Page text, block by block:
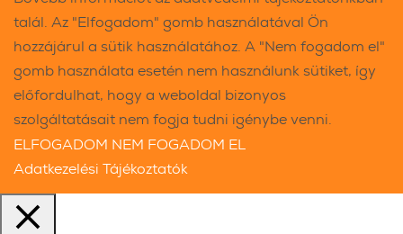
talál. Az "Elfogadom" gomb használatával Ön
hozzájárul a sütik használatához. A "Nem fogadom el"
gomb használata esetén nem használunk sütiket, így
előfordulhat, hogy a weboldal bizonyos
szolgáltatásait nem fogja tudni igénybe venni.
ELFOGADOM NEM FOGADOM EL
Adatkezelési Tájékoztatók